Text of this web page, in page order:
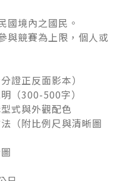
國境內之國民。
與競賽為上限，個人或
證正反面影本）
（300-500字）
式與外觀配色
（附比例尺與清晰圖